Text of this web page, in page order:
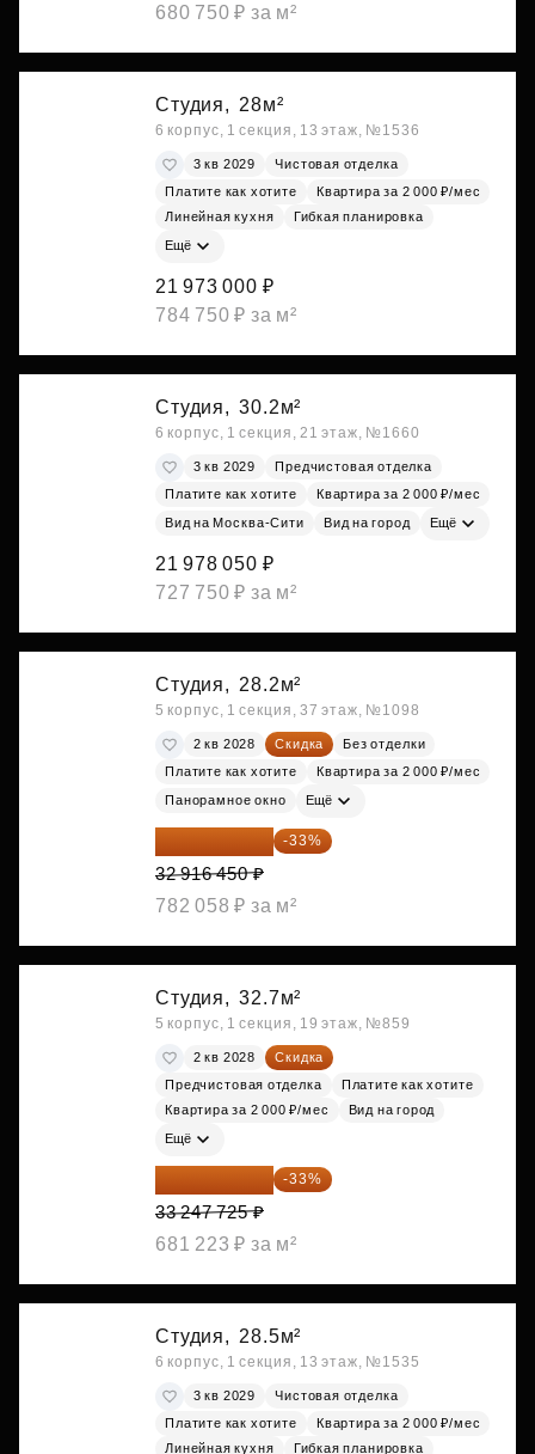
680 750 ₽ за м²
Студия, 28м²
6 корпус, 1 секция, 13 этаж, №1536
3 кв 2029
Чистовая отделка
Платите как хотите
Квартира за 2 000 ₽/мес
Линейная кухня
Гибкая планировка
Ещё
21 973 000 ₽
784 750 ₽ за м²
Студия, 30.2м²
6 корпус, 1 секция, 21 этаж, №1660
3 кв 2029
Предчистовая отделка
Платите как хотите
Квартира за 2 000 ₽/мес
Вид на Москва-Сити Вид на город Ещё
21 978 050 ₽
727 750 ₽ за м²
Студия, 28.2м²
5 корпус, 1 секция, 37 этаж, №1098
2 кв 2028 Скидка
Без отделки
Платите как хотите
Квартира за 2 000 ₽/мес
Панорамное окно Ещё
22 054 022 ₽ -33%
32 916 450 ₽
782 058 ₽ за м²
Студия, 32.7м²
5 корпус, 1 секция, 19 этаж, №859
2 кв 2028
Скидка
Предчистовая отделка
Платите как хотите
Квартира за 2 000 ₽/мес
Вид на город
Ещё
22 275 976 ₽ -33%
33 247 725 ₽
681 223 ₽ за м²
Студия, 28.5м²
6 корпус, 1 секция, 13 этаж, №1535
3 кв 2029
Чистовая отделка
Платите как хотите
Квартира за 2 000 ₽/мес
Линейная кухня
Гибкая планировка